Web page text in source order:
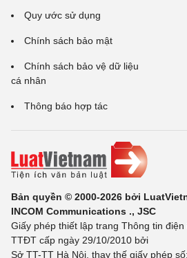
Quy ước sử dụng
Chính sách bảo mật
Chính sách bảo vệ dữ liệu
cá nhân
Thông báo hợp tác
Bản quyền © 2000-2026 bởi
INCOM Communications ., JSC
Giấy phép thiết lập trang Thông tin
TTĐT cấp ngày 29/10/2010 bởi
Sở TT-TT Hà Nội, thay thế giấy phép